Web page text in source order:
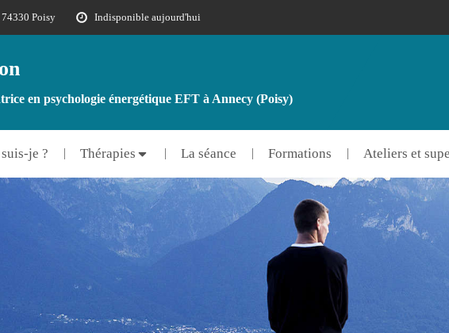
Poisy Indisponible aujourd'hui
en psychologie énergétique EFT à Annecy (Poisy)
je ? Thérapies La séance Formations Ateliers et